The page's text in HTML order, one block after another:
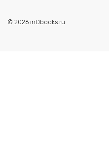
© 2026 inDbooks.ru